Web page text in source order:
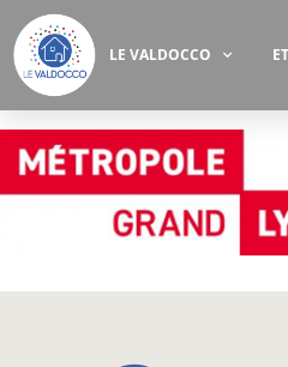
LE VALDOCCO